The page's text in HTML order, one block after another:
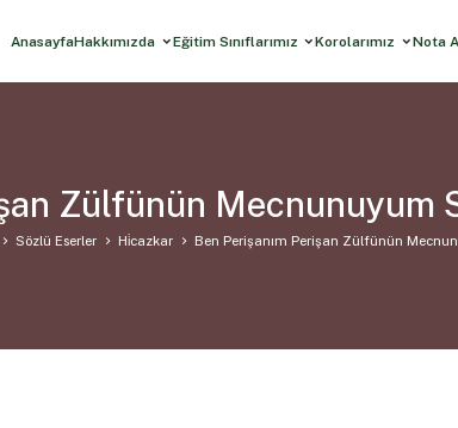
AnasayfaHakkımızda Eğitim Sınıflarımız Korolarımız Nota
Zülfünün
Sözlü Eserler Hi̇cazkar Ben Perişanım Perişan Zülfünün